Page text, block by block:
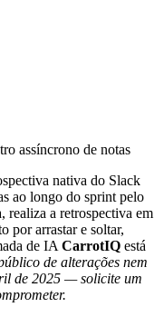
assíncrono de notas
nativa do Slack
ao longo do sprint pelo
realiza a retrospectiva em
por arrastar e soltar,
de IACarrotIQ está
de alterações nem
de 2025 — solicite um